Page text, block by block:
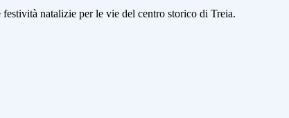
natalizie per le vie del centro storico di Treia.